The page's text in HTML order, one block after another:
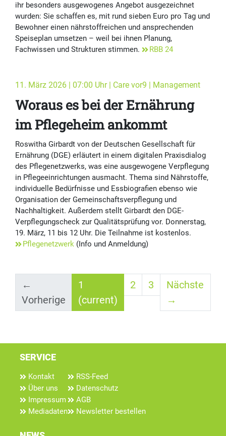
ihr besonders ausgewogenes Angebot ausgezeichnet
wurden: Sie schaffen es, mit rund sieben Euro pro Tag und
Bewohner einen nährstoffreichen und ansprechenden
Speiseplan umsetzen – weil bei ihnen Planung,
Fachwissen und Strukturen stimmen.
RBB 24
11. März 2026 | 07:00 Uhr | Care vor9 | Management
Woraus es bei der Ernährung
im Pflegeheim ankommt
Roswitha Girbardt von der Deutschen Gesellschaft für
Ernährung (DGE) erläutert in einem digitalen Praxisdialog
des Pflegenetzwerks, was eine ausgewogene Verpflegung
in Pflegeeinrichtungen ausmacht. Thema sind Nährstoffe,
individuelle Bedürfnisse und Essbiografien ebenso wie
Organisation der Gemeinschaftsverpflegung und
Nachhaltigkeit. Außerdem stellt Girbardt den DGE-
Verpflegungscheck zur Qualitätsprüfung vor. Donnerstag,
19. März, 11 bis 12 Uhr. Die Teilnahme ist kostenlos.
Pflegenetzwerk (Info und Anmeldung)
←
Vorherige
1
(current)
2 3
Nächste
→
SERVICE
Kontakt
Über uns
Impressum
Mediadaten
RSS-Feed
Datenschutz
AGB
Newsletter bestellen